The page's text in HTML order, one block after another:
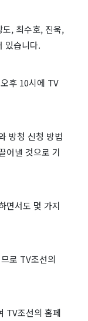
, 최수호, 진욱,
있습니다.
후 10시에 TV
방청 신청 방법
어낼 것으로 기
면서도 몇 가지
로 TV조선의
TV조선의 홈페